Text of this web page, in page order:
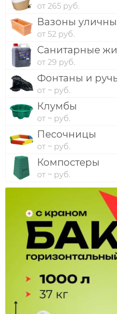
от 265 руб.
Вазоны
от 52 руб.
Санитарные
от 29 руб.
Фонтаны и
от ~ руб.
Клумбы
от ~ руб.
Песочницы
от ~ руб.
Компостеры
от ~ руб.